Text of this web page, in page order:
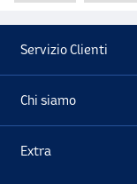
Servizio Clienti
Chi siamo
Extra